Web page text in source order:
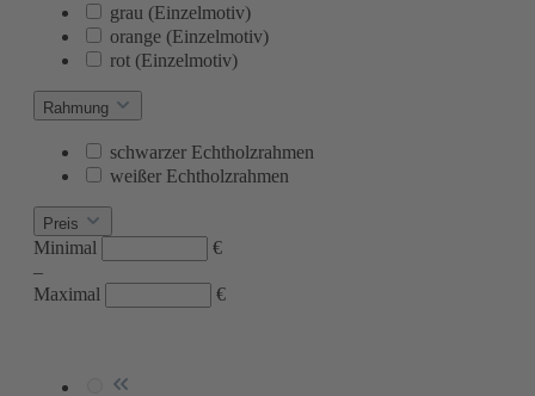
grau (Einzelmotiv)
orange (Einzelmotiv)
rot (Einzelmotiv)
Rahmung
schwarzer Echtholzrahmen
weißer Echtholzrahmen
Preis
Minimal
€
–
Maximal
€